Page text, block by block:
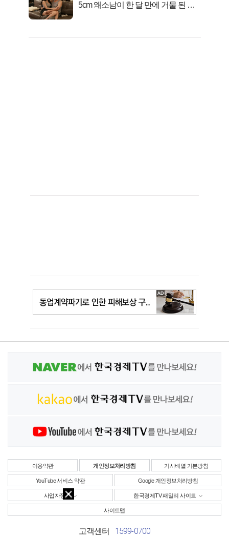
5cm 왜소남이 한 달 만에 거물 된 사
이용약관 개인정보처리방침 기사배열 기본방침
YouTube 서비스 약관 Google 개인정보처리방침
사업자정보 한국경제TV 패밀리 사이트
사이트맵
고객센터 1599-0700